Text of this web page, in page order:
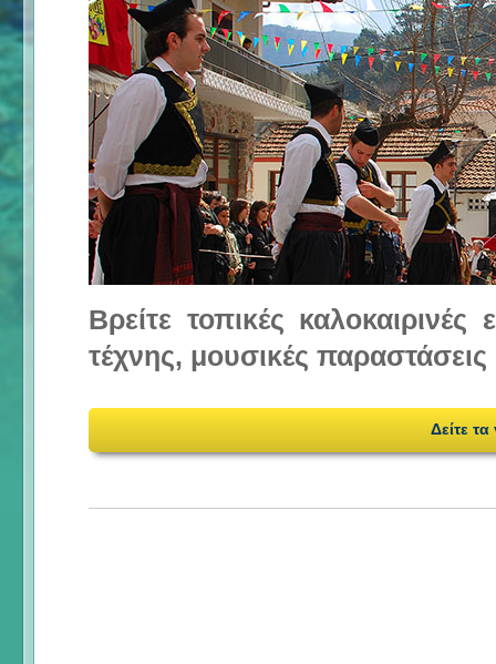
Βρείτε τοπικές
τέχνης, μουσικές
Δείτε